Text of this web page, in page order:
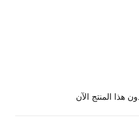
هذا المنتج الآن